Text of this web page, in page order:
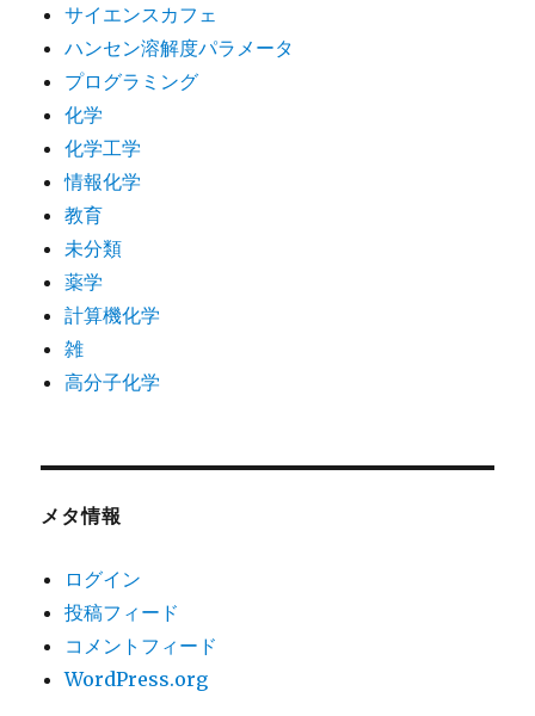
サイエンスカフェ
ハンセン溶解度パラメータ
プログラミング
化学
化学工学
情報化学
教育
未分類
薬学
計算機化学
雑
高分子化学
メタ情報
ログイン
投稿フィード
コメントフィード
WordPress.org